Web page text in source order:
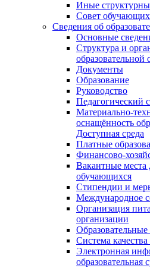
Иные
Совет
Сведения об
Основные
Структура и
образовательной
Документы
Образование
Руководство
Педагогический
Материально-
оснащённость
Доступная среда
Платные
Финансово-
Вакантные места
обучающихся
Стипендии и
Международное
Организация
организации
Система
Электронная
образовательная